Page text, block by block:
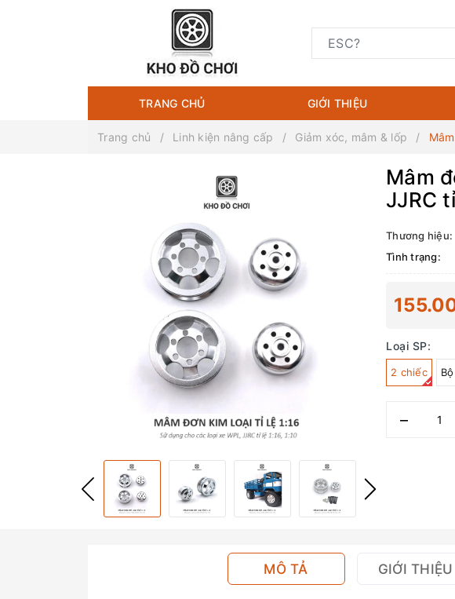
TRANG CHỦ GIỚI THIỆU
Trang chủ Linh kiện nâng cấp Giảm xóc, mâm & lốp
Mâm
JJRC
Thương hiệu:
Tình trạng:
Loại SP:
2 chiếc
–
MÔ TẢ GIỚI THIỆU